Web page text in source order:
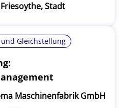
Friesoythe, Stadt
Gleichstellung
Maschinenfabrik GmbH